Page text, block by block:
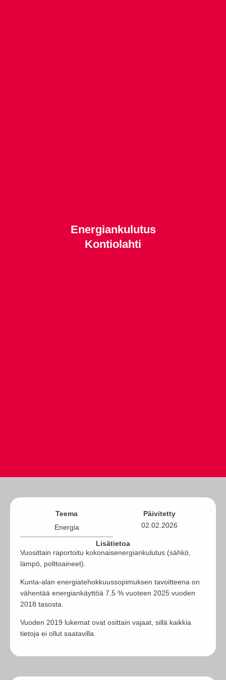
Energiankulutus
Kontiolahti
Teema
Energia
Päivitetty
02.02.2026
Lisätietoa
Vuosittain raportoitu kokonaisenergiankulutus (sähkö,
lämpö, polttoaineet).
Kunta-alan energiatehokkuussopimuksen tavoitteena on
vähentää energiankäyttöä 7,5 % vuoteen 2025 vuoden
2018 tasosta.
Vuoden 2019 lukemat ovat osittain vajaat, sillä kaikkia
tietoja ei ollut saatavilla.